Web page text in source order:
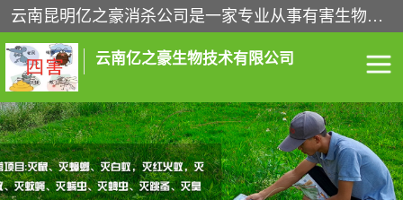
云南昆明亿之豪消杀公司是一家专业从事有害生物防治综合治理的公司，治理服务包括：灭鼠,杀虫,除虫,除蟑螂,白蚁防治,消杀等；安全环保,快速上门,价格透明,完善的售后服务,不影响您的生活工作。
云南亿之豪生物技术有限公司
灭鼠服务 杀虫服务